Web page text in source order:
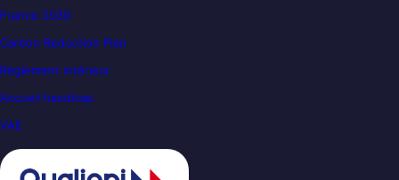
France 2030
Carbon Reduction Plan
Règlement intérieur
Accueil handicap
VAE